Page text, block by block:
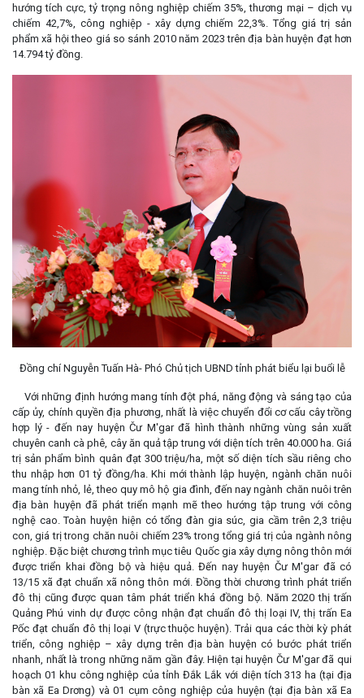
hướng tích cực, tỷ trọng nông nghiệp chiếm 35%, thương mại – dịch vụ
chiếm 42,7%, công nghiệp - xây dựng chiếm 22,3%. Tổng giá trị sản
phẩm xã hội theo giá so sánh 2010 năm 2023 trên địa bàn huyện đạt hơn
14.794 tỷ đồng.
Đồng chí Nguyễn Tuấn Hà- Phó Chủ tịch UBND tỉnh phát biểu lại buổi lễ
Với những định hướng mang tính đột phá, năng động và sáng tạo của
cấp ủy, chính quyền địa phương, nhất là việc chuyển đổi cơ cấu cây trồng
hợp lý - đến nay huyện Čư M'gar đã hình thành những vùng sản xuất
chuyên canh cà phê, cây ăn quả tập trung với diện tích trên 40.000 ha. Giá
trị sản phẩm bình quân đạt 300 triệu/ha, một số diện tích sầu riêng cho
thu nhập hơn 01 tỷ đồng/ha. Khi mới thành lập huyện, ngành chăn nuôi
mang tính nhỏ, lẻ, theo quy mô hộ gia đình, đến nay ngành chăn nuôi trên
địa bàn huyện đã phát triển mạnh mẽ theo hướng tập trung với công
nghệ cao. Toàn huyện hiện có tổng đàn gia súc, gia cầm trên 2,3 triệu
con, giá trị trong chăn nuôi chiếm 23% trong tổng giá trị của ngành nông
nghiệp. Đặc biệt chương trình mục tiêu Quốc gia xây dựng nông thôn mới
được triển khai đồng bộ và hiệu quả. Đến nay huyện Čư M'gar đã có
13/15 xã đạt chuẩn xã nông thôn mới. Đồng thời chương trình phát triển
đô thị cũng được quan tâm phát triển khá đồng bộ. Năm 2020 thị trấn
Quảng Phú vinh dự được công nhận đạt chuẩn đô thị loại IV, thị trấn Ea
Pốc đạt chuẩn đô thị loại V (trực thuộc huyện). Trải qua các thời kỳ phát
triển, công nghiệp – xây dựng trên địa bàn huyện có bước phát triển
nhanh, nhất là trong những năm gần đây. Hiện tại huyện Čư M'gar đã qui
hoạch 01 khu công nghiệp của tỉnh Đắk Lắk với diện tích 313 ha (tại địa
bàn xã Ea Drơng) và 01 cụm công nghiệp của huyện (tại địa bàn xã Ea